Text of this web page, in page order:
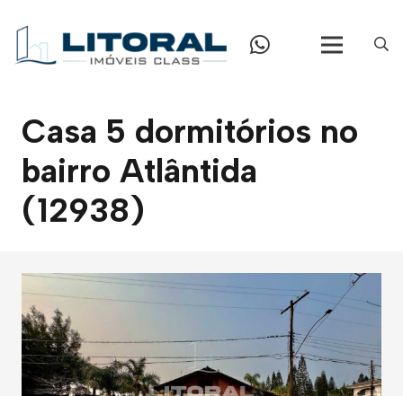
Casa 5 dormitórios no
bairro Atlântida
(12938)